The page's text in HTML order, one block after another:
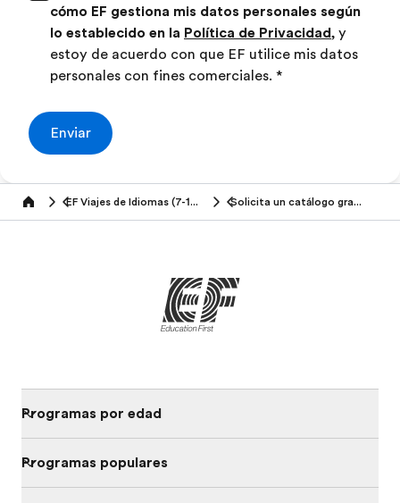
cómo EF gestiona mis datos personales según
lo establecido en la Política de Privacidad, y
estoy de acuerdo con que EF utilice mis datos
personales con fines comerciales. *
Enviar
Home EF Viajes de Idiomas (7-13 años) Solicita un catálogo gratuito
Programas por edad
Programas populares